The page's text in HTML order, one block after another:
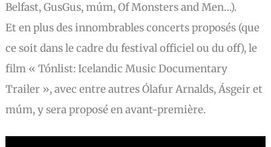
Belfast, GusGus, múm, Of Monsters and Men…).
Et en plus des innombrables concerts proposés (que
ce soit dans le cadre du festival officiel ou du off), le
film « Tónlist: Icelandic Music Documentary
Trailer », avec entre autres Ólafur Arnalds, Ásgeir et
múm, y sera proposé en avant-première.